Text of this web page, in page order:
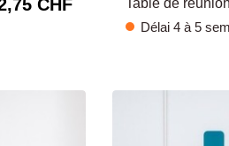
CHF
Table de
Délai 4 à 5